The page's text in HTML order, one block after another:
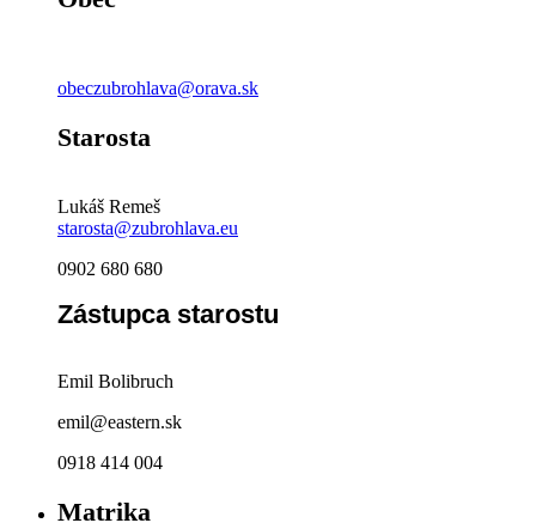
obeczubrohlava@orava.sk
Starosta
Lukáš Remeš
starosta@zubrohlava.eu
0902 680 680
Zástupca starostu
Emil Bolibruch
emil@eastern.sk
0918 414 004
Matrika